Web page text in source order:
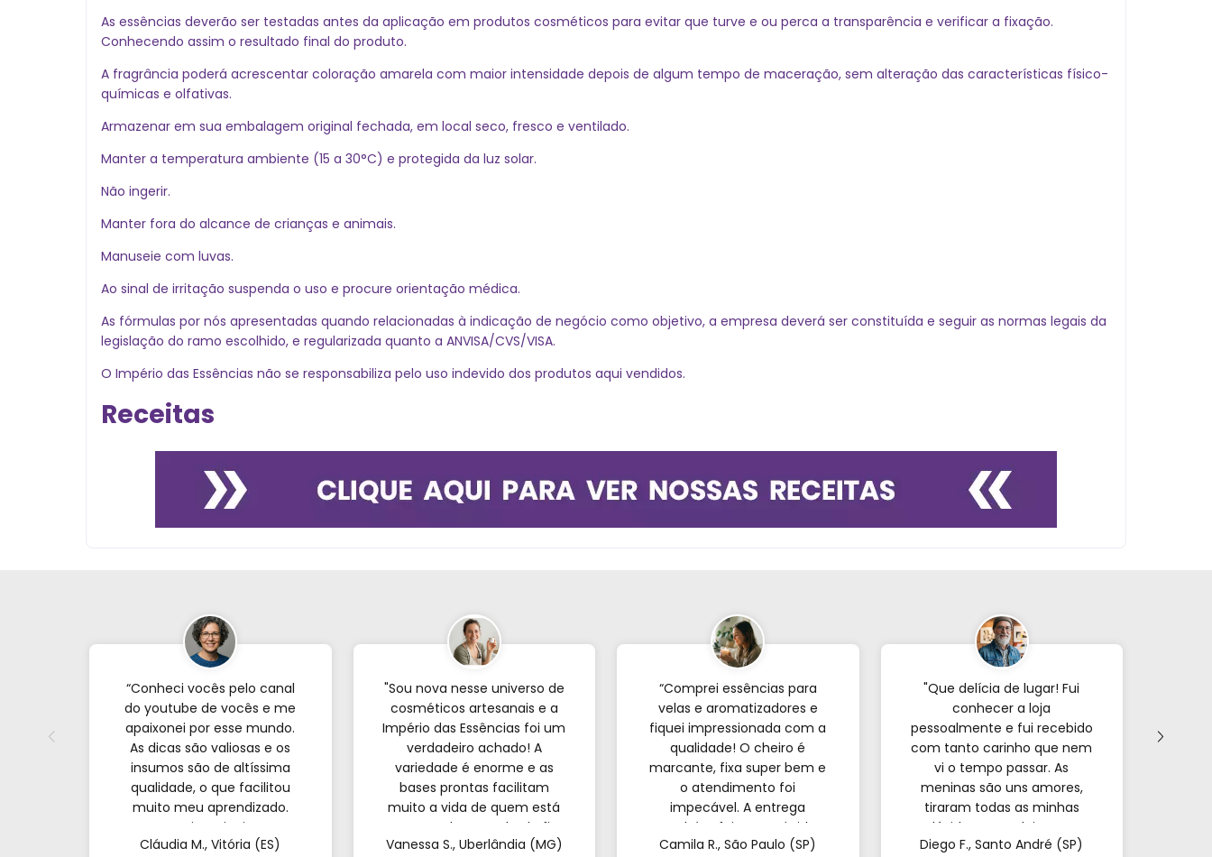
As essências deverão ser testadas antes da aplicação em produtos cosméticos para evitar que turve e ou perca a transparência e verificar a fixação.
Conhecendo assim o resultado final do produto.
A fragrância poderá acrescentar coloração amarela com maior intensidade depois de algum tempo de maceração, sem alteração das características físico-
químicas e olfativas.
Armazenar em sua embalagem original fechada, em local seco, fresco e ventilado.
Manter a temperatura ambiente (15 a 30°C) e protegida da luz solar.
Não ingerir.
Manter fora do alcance de crianças e animais.
Manuseie com luvas.
Ao sinal de irritação suspenda o uso e procure orientação médica.
As fórmulas por nós apresentadas quando relacionadas à indicação de negócio como objetivo, a empresa deverá ser constituída e seguir as normas legais da
legislação do ramo escolhido, e regularizada quanto a ANVISA/CVS/VISA.
O Império das Essências não se responsabiliza pelo uso indevido dos produtos aqui vendidos.
Receitas
“Conheci vocês pelo canal
do youtube de vocês e me
apaixonei por esse mundo.
As dicas são valiosas e os
insumos são de altíssima
qualidade, o que facilitou
muito meu aprendizado.
Nunca imaginei que
conseguiria resultados tão
Cláudia M., Vitória (ES)
"Sou nova nesse universo de
cosméticos artesanais e a
Império das Essências foi um
verdadeiro achado! A
variedade é enorme e as
bases prontas facilitam
muito a vida de quem est
começando; o resultado fica
incrível. Sem contar o
Vanessa S., Uberlândia (MG)
“Comprei essências para
velas e aromatizadores e
fiquei impressionada com a
qualidade! O cheiro é
marcante, fixa super bem e
o atendimento foi
impecável. A entrega
também foi super rápida.
Recomendo de olhos
Camila R., São Paulo (SP)
"Que delícia de lugar! Fui
conhecer a loja
pessoalmente e fui recebido
com tanto carinho que nem
vi o tempo passar. As
meninas são uns amores,
tiraram todas as minhas
dúvidas e me deixaram
super à vontade. É
Diego F., Santo André (SP)